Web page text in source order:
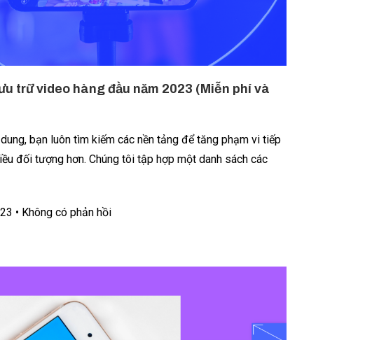
trữ video hàng đầu năm 2023 (Miễn phí và
bạn luôn tìm kiếm các nền tảng để tăng phạm vi tiếp
đối tượng hơn. Chúng tôi tập hợp một danh sách các
Không có phản hồi